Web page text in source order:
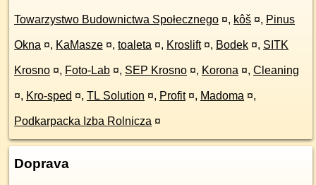
Towarzystwo Budownictwa Społecznego ¤, kôš ¤, Pinus
Okna ¤, KaMasze ¤, toaleta ¤, Kroslift ¤, Bodek ¤, SITK
Krosno ¤, Foto-Lab ¤, SEP Krosno ¤, Korona ¤, Cleaning
¤, Kro-sped ¤, TL Solution ¤, Profit ¤, Madoma ¤,
Podkarpacka Izba Rolnicza ¤
Doprava